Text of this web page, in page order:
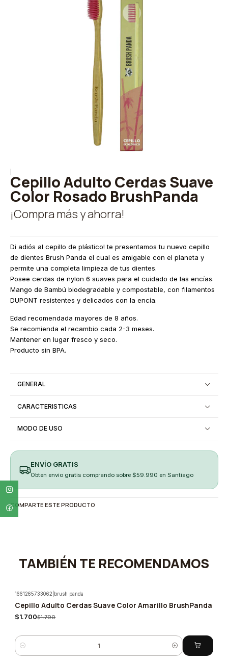
Cepillo Adulto Cerdas Suave
Color Rosado BrushPanda
¡Compra más y ahorra!
Di adiós al cepillo de plástico! te presentamos tu nuevo cepillo
de dientes Brush Panda el cual es amigable con el planeta y
permite una completa limpieza de tus dientes.
Posee cerdas de nylon 6 suaves para el cuidado de las encías.
Mango de Bambú biodegradable y compostable, con filamentos
DUPONT resistentes y delicados con la encía.
Edad recomendada mayores de 8 años.
Se recomienda el recambio cada 2-3 meses.
Mantener en lugar fresco y seco.
Producto sin BPA.
GENERAL
CARACTERISTICAS
MODO DE USO
ENVÍO GRATIS
Obten envio gratis comprando sobre $59.990 en Santiago
COMPARTE ESTE PRODUCTO
TAMBIÉN TE RECOMENDAMOS
-5%
1661265733062 brush panda
Cepillo Adulto Cerdas Suave Color Amarillo BrushPanda
$1.700$1.790
Quantity